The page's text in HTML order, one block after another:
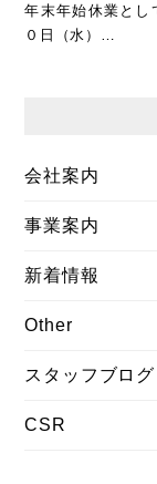
年末年始休業とし
０日（水）…
会社案内
事業案内
新着情報
Other
スタッフブログ
CSR